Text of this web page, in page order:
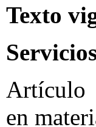
Texto
Artículo
en